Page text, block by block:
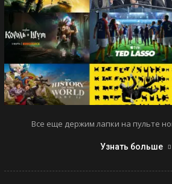
Все еще держим лапки на пульте
Узнать больше